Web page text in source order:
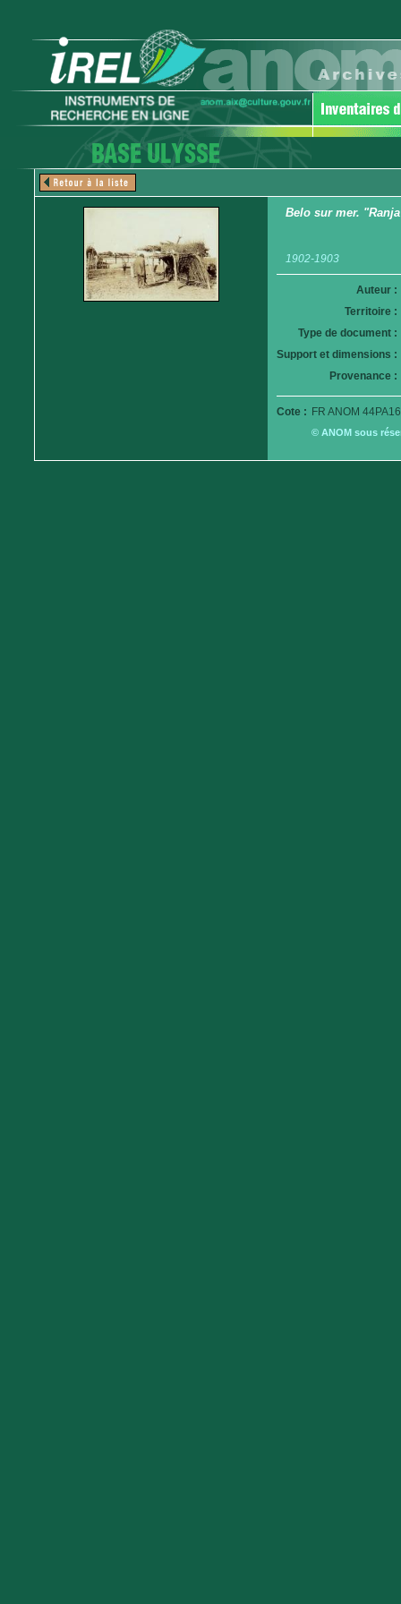
Belo sur mer.
1902-1903
Auteur :
Territoire :
Type de document :
Support et dimensions :
Provenance :
Cote : FR ANOM
© ANOM sous